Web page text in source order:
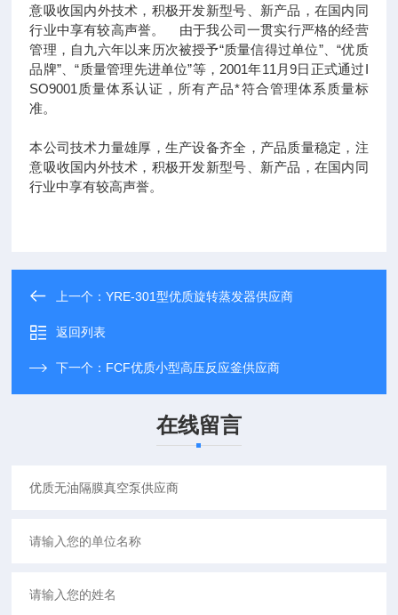
意吸收国内外技术，积极开发新型号、新产品，在国内同
行业中享有较高声誉。 由于我公司一贯实行严格的经营
管理，自九六年以来历次被授予“质量信得过单位”、“优质
品牌”、“质量管理先进单位”等，2001年11月9日正式通过I
SO9001质量体系认证，所有产品*符合管理体系质量标
准。
本公司技术力量雄厚，生产设备齐全，产品质量稳定，注
意吸收国内外技术，积极开发新型号、新产品，在国内同
行业中享有较高声誉。
上一个：YRE-301型优质旋转蒸发器供应商
返回列表
下一个： FCF优质小型高压反应釜供应商
在线留言